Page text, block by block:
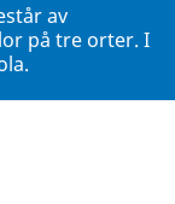
av
på tre orter. I